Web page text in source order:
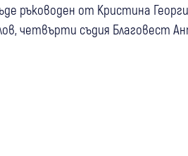
ръководен от Кристина
четвърти съдия Благовест